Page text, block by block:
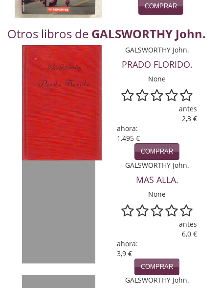
Otros idiomas
Papás, Mamás, bebés...
Papás, Mamás, Bebés...
Papás, Mamás, Bebés…
Poesía
COMPRAR
Otros libros de GALSWORTHY John.
GALSWORTHY John.
PRADO FLORIDO.
None
antes
2,3 €
ahora:
1,495 €
COMPRAR
GALSWORTHY John.
MAS ALLA.
None
antes
6,0 €
ahora:
3,9 €
COMPRAR
GALSWORTHY John.